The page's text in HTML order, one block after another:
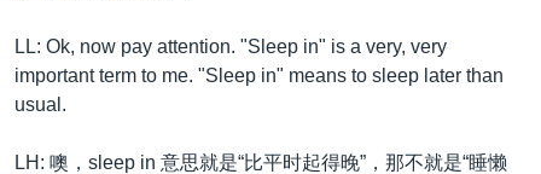
LL: Ok, now pay attention. "Sleep in" is a very, very
important term to me. "Sleep in" means to sleep later than
usual.
LH: 噢，sleep in 意思就是“比平时起得晚”，那不就是“睡懒